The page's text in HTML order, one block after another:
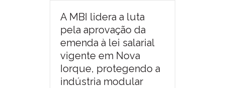
A MBI lidera a luta
pela aprovação da
emenda à lei salarial
vigente em Nova
Iorque, protegendo a
indústria modular